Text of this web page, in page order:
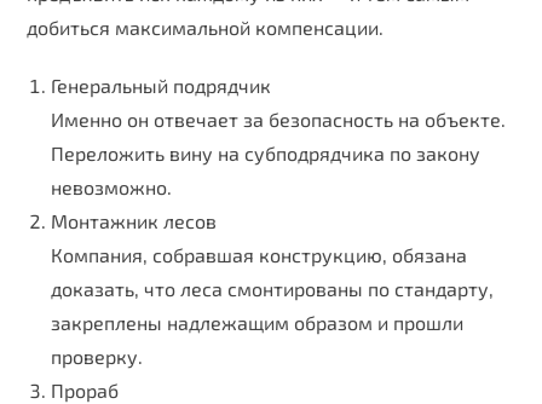
добиться максимальной компенсации.
Генеральный подрядчик
Именно он отвечает за безопасность на объекте.
Переложить вину на субподрядчика по закону
невозможно.
Монтажник лесов
Компания, собравшая конструкцию, обязана
доказать, что леса смонтированы по стандарту,
закреплены надлежащим образом и прошли
проверку.
Прораб